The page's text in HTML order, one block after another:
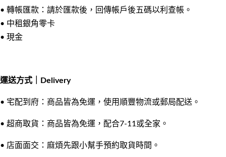
• 轉帳匯款：請於匯款後，回傳帳戶後五碼以利查帳。
• 中租銀角零卡
• 現金
運送方式｜Delivery
• 宅配到府：商品皆為免運，使用順豐物流或郵局配送。
• 超商取貨：商品皆為免運，配合7-11或全家。
• 店面面交：麻煩先跟小幫手預約取貨時間。